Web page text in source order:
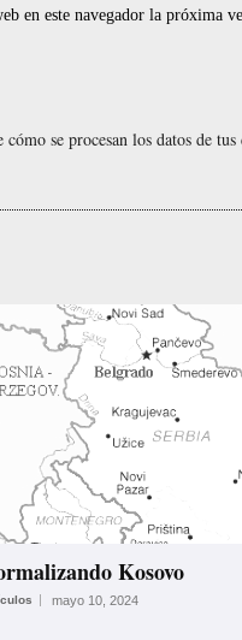
en este navegador la próxima
cómo se procesan los datos de
Kosovo
mayo 10, 2024